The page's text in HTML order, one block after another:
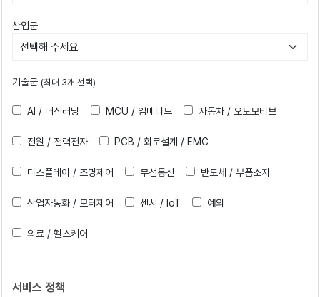
산업군
기술군 (최대 3개 선택)
AI / 머신러닝 MCU / 임베디드 자동차 / 오토모티브
전원 / 전력전자 PCB / 회로설계 / EMC
디스플레이 / 조명제어 무선통신 반도체 / 부품소자
산업자동화 / 모터제어 센서 / IoT 예외
의료 / 헬스케어
서비스 정책